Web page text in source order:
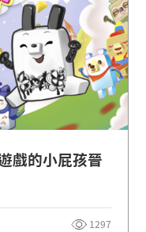
戲的小屁孩晉
1297